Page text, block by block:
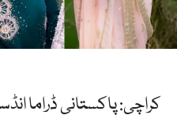
کراچی: پاکستانی ڈراما